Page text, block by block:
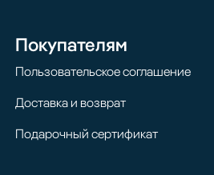
Покупателям
Пользовательское соглашение
Доставка и возврат
Подарочный сертификат